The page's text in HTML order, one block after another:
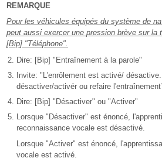
REMARQUE
Pour les véhicules équipés du système de
peut aussi exercer une pression brève sur la
[Bip] "Téléphone".
Dire: [Bip] "Entraînement à la parole"
Invite: "L'enrôlement est activé/
désactiver/activér ou refaire
Dire: [Bip] "Désactiver" ou "Activer"
Lorsque "Désactiver" est énoncé,
reconnaissance vocale est désactivé.
Lorsque "Activer" est énoncé,
vocale est activé.